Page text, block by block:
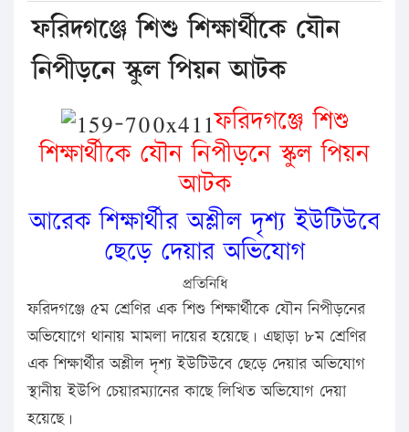
ফরিদগঞ্জে শিশু শিক্ষার্থীকে যৌন
নিপীড়নে স্কুল পিয়ন আটক
ফরিদগঞ্জে শিশু
শিক্ষার্থীকে যৌন নিপীড়নে স্কুল পিয়ন
আটক
আরেক শিক্ষার্থীর অশ্লীল দৃশ্য ইউটিউবে
ছেড়ে দেয়ার অভিযোগ
প্রতিনিধি
ফরিদগঞ্জে ৫ম শ্রেণির এক শিশু শিক্ষার্থীকে যৌন নিপীড়নের
অভিযোগে থানায় মামলা দায়ের হয়েছে। এছাড়া ৮ম শ্রেণির
এক শিক্ষার্থীর অশ্লীল দৃশ্য ইউটিউবে ছেড়ে দেয়ার অভিযোগ
স্থানীয় ইউপি চেয়ারম্যানের কাছে লিখিত অভিযোগ দেয়া
হয়েছে।